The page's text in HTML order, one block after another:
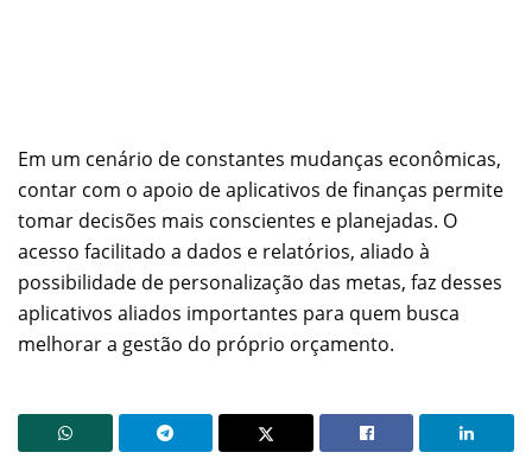
Em um cenário de constantes mudanças econômicas,
contar com o apoio de aplicativos de finanças permite
tomar decisões mais conscientes e planejadas. O
acesso facilitado a dados e relatórios, aliado à
possibilidade de personalização das metas, faz desses
aplicativos aliados importantes para quem busca
melhorar a gestão do próprio orçamento.